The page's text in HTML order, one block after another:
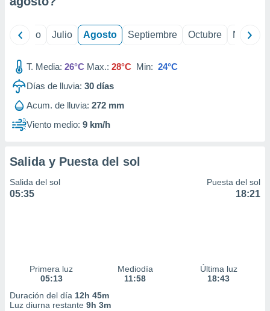
mediante
publicidad
publicidad
1199
Junio Julio Agosto Septiembre Octubre
T. Media: 26°C Max.: 28°C Min: 24°C
Días de lluvia: 30 días
Acum. de lluvia: 272 mm
Viento medio: 9 km/h
Salida y Puesta del sol
Salida del sol
05:35
Puesta del sol
18:21
Primera luz
05:13
Mediodía
11:58
Última luz
18:43
Duración del día 12h 45m
Luz diurna restante 9h 3m